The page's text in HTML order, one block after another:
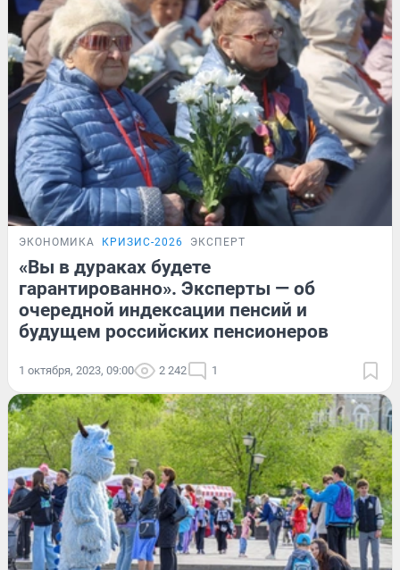
ЭКОНОМИКА КРИЗИС-2026 ЭКСПЕРТ
«Вы в дураках будете
гарантированно». Эксперты — об
очередной индексации пенсий и
будущем российских пенсионеров
1 октября, 2023, 09:00 2 242 1